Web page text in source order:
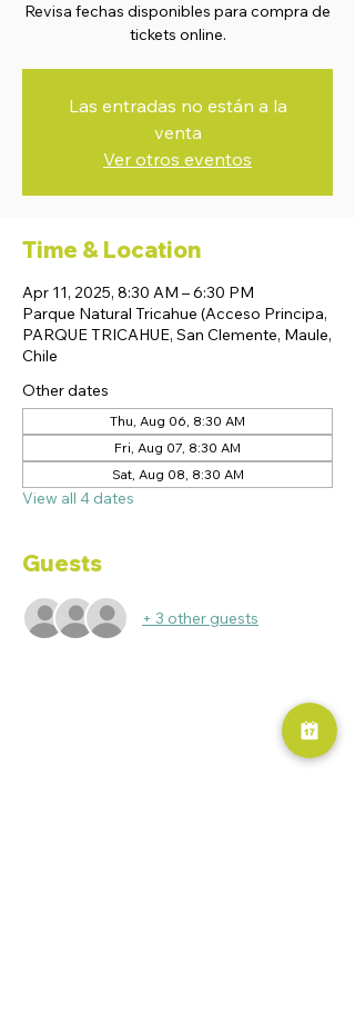
Revisa fechas disponibles para compra de
tickets online.
Las entradas no están a la
venta
Ver otros eventos
Time & Location
Apr 11, 2025, 8:30 AM – 6:30 PM
Parque Natural Tricahue (Acceso Principa,
PARQUE TRICAHUE, San Clemente, Maule,
Chile
Other dates
Thu, Aug 06, 8:30 AM
Fri, Aug 07, 8:30 AM
Sat, Aug 08, 8:30 AM
View all 4 dates
Guests
+ 3 other guests